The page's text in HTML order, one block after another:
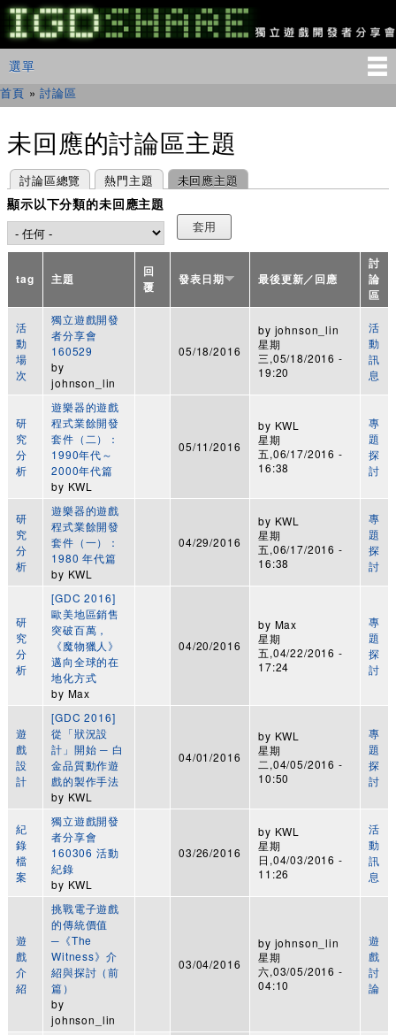
移
至
主
IGDSHARE
獨
遊
發
會
主選單
選單
您在這裡
首頁 »討論區
未回應的討論區主題
主要索引標籤
討論區總覽 熱門主題 未回應主題
(作用中頁籤)
顯示以下分類的未回應主題
tag 主題
回
覆
發表日期 最後更新／回應
討
論
區
活
動
場
次
獨立遊戲開發
者分享會
160529
by
johnson_lin
05/18/2016
by johnson_lin
星期
三,05/18/2016 -
19:20
活
動
訊
息
研
究
分
析
遊樂器的遊戲
程式業餘開發
套件（二）：
1990年代～
2000年代篇
by KWL
05/11/2016
by KWL
星期
五,06/17/2016 -
16:38
專
題
探
討
研
究
分
析
遊樂器的遊戲
程式業餘開發
套件（一）：
1980 年代篇
by KWL
04/29/2016
by KWL
星期
五,06/17/2016 -
16:38
專
題
探
討
研
究
分
析
[GDC 2016]
歐美地區銷售
突破百萬，
《魔物獵人》
邁向全球的在
地化方式
by Max
04/20/2016
by Max
星期
五,04/22/2016 -
17:24
專
題
探
討
遊
戲
設
計
[GDC 2016]
從「狀況設
計」開始 ─ 白
金品質動作遊
戲的製作手法
by KWL
04/01/2016
by KWL
星期
二,04/05/2016 -
10:50
專
題
探
討
紀
錄
檔
案
獨立遊戲開發
者分享會
160306 活動
紀錄
by KWL
03/26/2016
by KWL
星期
日,04/03/2016 -
11:26
活
動
訊
息
遊
戲
介
紹
挑戰電子遊戲
的傳統價值
─《The
Witness》介
紹與探討（前
篇）
by
johnson_lin
03/04/2016
by johnson_lin
星期
六,03/05/2016 -
04:10
遊
戲
討
論